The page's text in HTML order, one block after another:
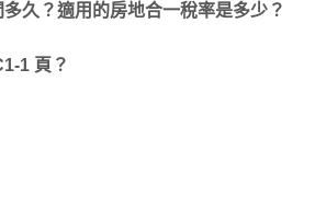
久？適用的房地合一稅率是多少？
1 頁？